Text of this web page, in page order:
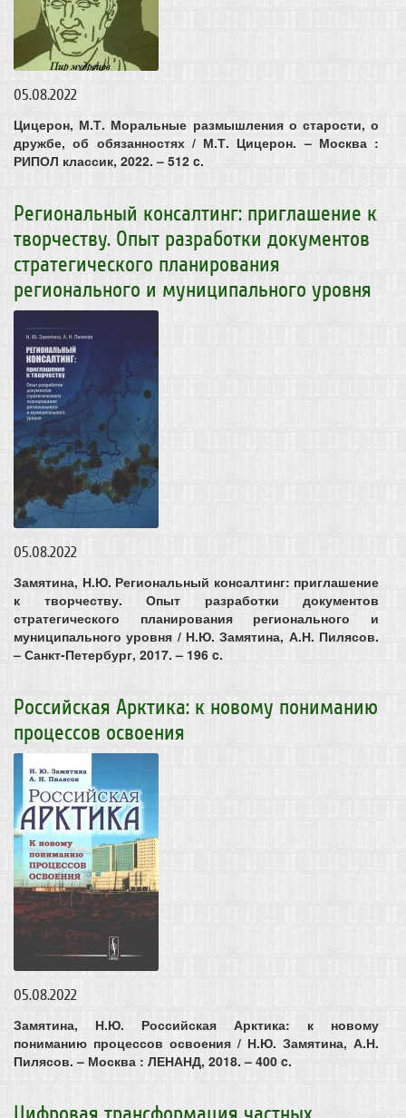
05.08.2022
Цицерон, М.Т. Моральные размышления о старости, о
дружбе, об обязанностях / М.Т. Цицерон. – Москва :
РИПОЛ классик, 2022. – 512 c.
Региональный консалтинг: приглашение к
творчеству. Опыт разработки документов
стратегического планирования
регионального и муниципального уровня
05.08.2022
Замятина, Н.Ю. Региональный консалтинг: приглашение
к творчеству. Опыт разработки документов
стратегического планирования регионального и
муниципального уровня / Н.Ю. Замятина, А.Н. Пилясов.
– Санкт-Петербург, 2017. – 196 c.
Российская Арктика: к новому пониманию
процессов освоения
05.08.2022
Замятина, Н.Ю. Российская Арктика: к новому
пониманию процессов освоения / Н.Ю. Замятина, А.Н.
Пилясов. – Москва : ЛЕНАНД, 2018. – 400 c.